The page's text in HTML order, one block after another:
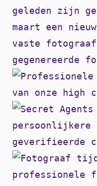
geleden zijn
maart een
vaste
gegenereerde